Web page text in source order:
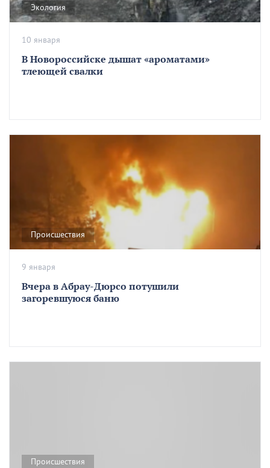
Экология
В Новороссийске дышат «ароматами»
тлеющей свалки
10 января
Происшествия
Вчера в Абрау-Дюрсо потушили
загоревшуюся баню
9 января
Происшествия